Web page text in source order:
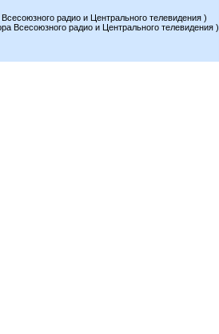
радио и Центрального телевидения )
радио и Центрального телевидения )